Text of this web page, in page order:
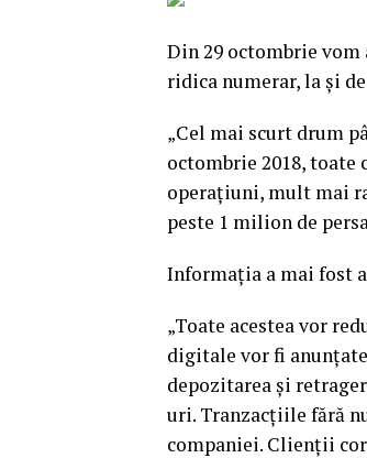
Din 29 octombrie vom
ridica numerar, la şi
„Cel mai scurt drum
octombrie 2018, toate
operaţiuni, mult mai
peste 1 milion de
Informaţia a mai fost
„Toate acestea vor
digitale vor fi
depozitarea şi
uri. Tranzacţiile fără
companiei. Clienţii